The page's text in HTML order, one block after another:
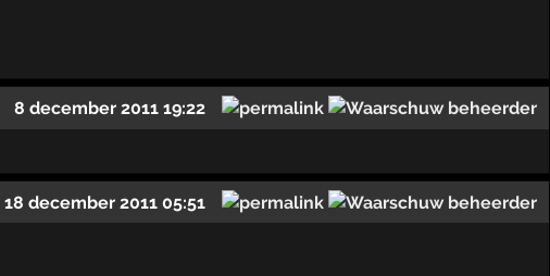
8 december 2011 19:22
18 december 2011 05:51